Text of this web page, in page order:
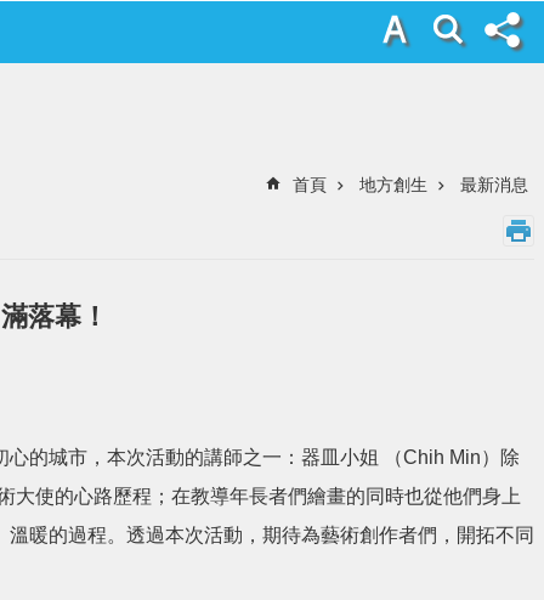
首頁 地方創生 最新消息
落幕！
的城市，本次活動的講師之一：器皿小姐 （Chih Min）除
使的心路歷程；在教導年長者們繪畫的同時也從他們身上
暖的過程。透過本次活動，期待為藝術創作者們，開拓不同